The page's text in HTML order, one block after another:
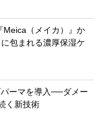
Meica（メイカ）』か
包まれる濃厚保湿ケ
ーマを導入──ダメー
く新技術